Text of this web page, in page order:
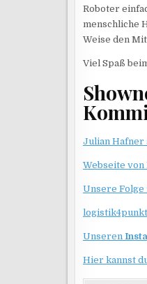
Roboter
menschliche
Weise den
Viel Spaß
Julian Hafner
Webseite von
Unsere
Unseren
Hier kannst